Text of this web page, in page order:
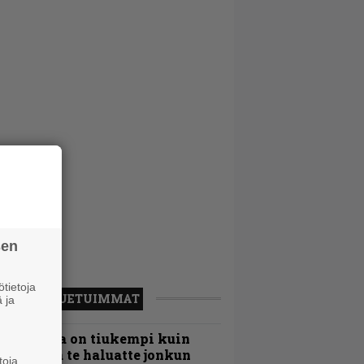
LUETUIMMAT
”Metallica on tiukempi kuin
ja te haluatte jonkun
ja